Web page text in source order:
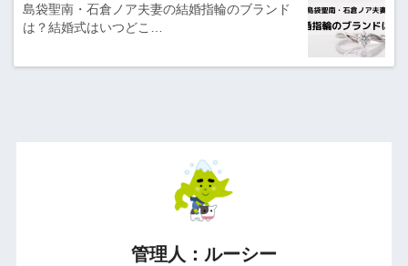
島袋聖南・石倉ノア夫妻の結婚指輪のブランド
は？結婚式はいつどこ…
管理人：ルーシー